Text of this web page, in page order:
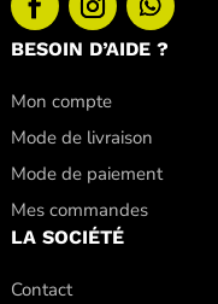
BESOIN D’AIDE ?
Mon compte
Mode de livraison
Mode de paiement
Mes commandes
LA SOCIÉTÉ
Contact